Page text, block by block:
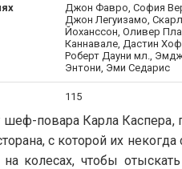
Джон Фавро, София
Джон Легуизамо,
Йоханссон, Оливер
Каннавале, Дастин
Роберт Дауни мл.,
Энтони, Эми Седарис
115
повара Карла Каспера,
с которой их
колесах, чтобы